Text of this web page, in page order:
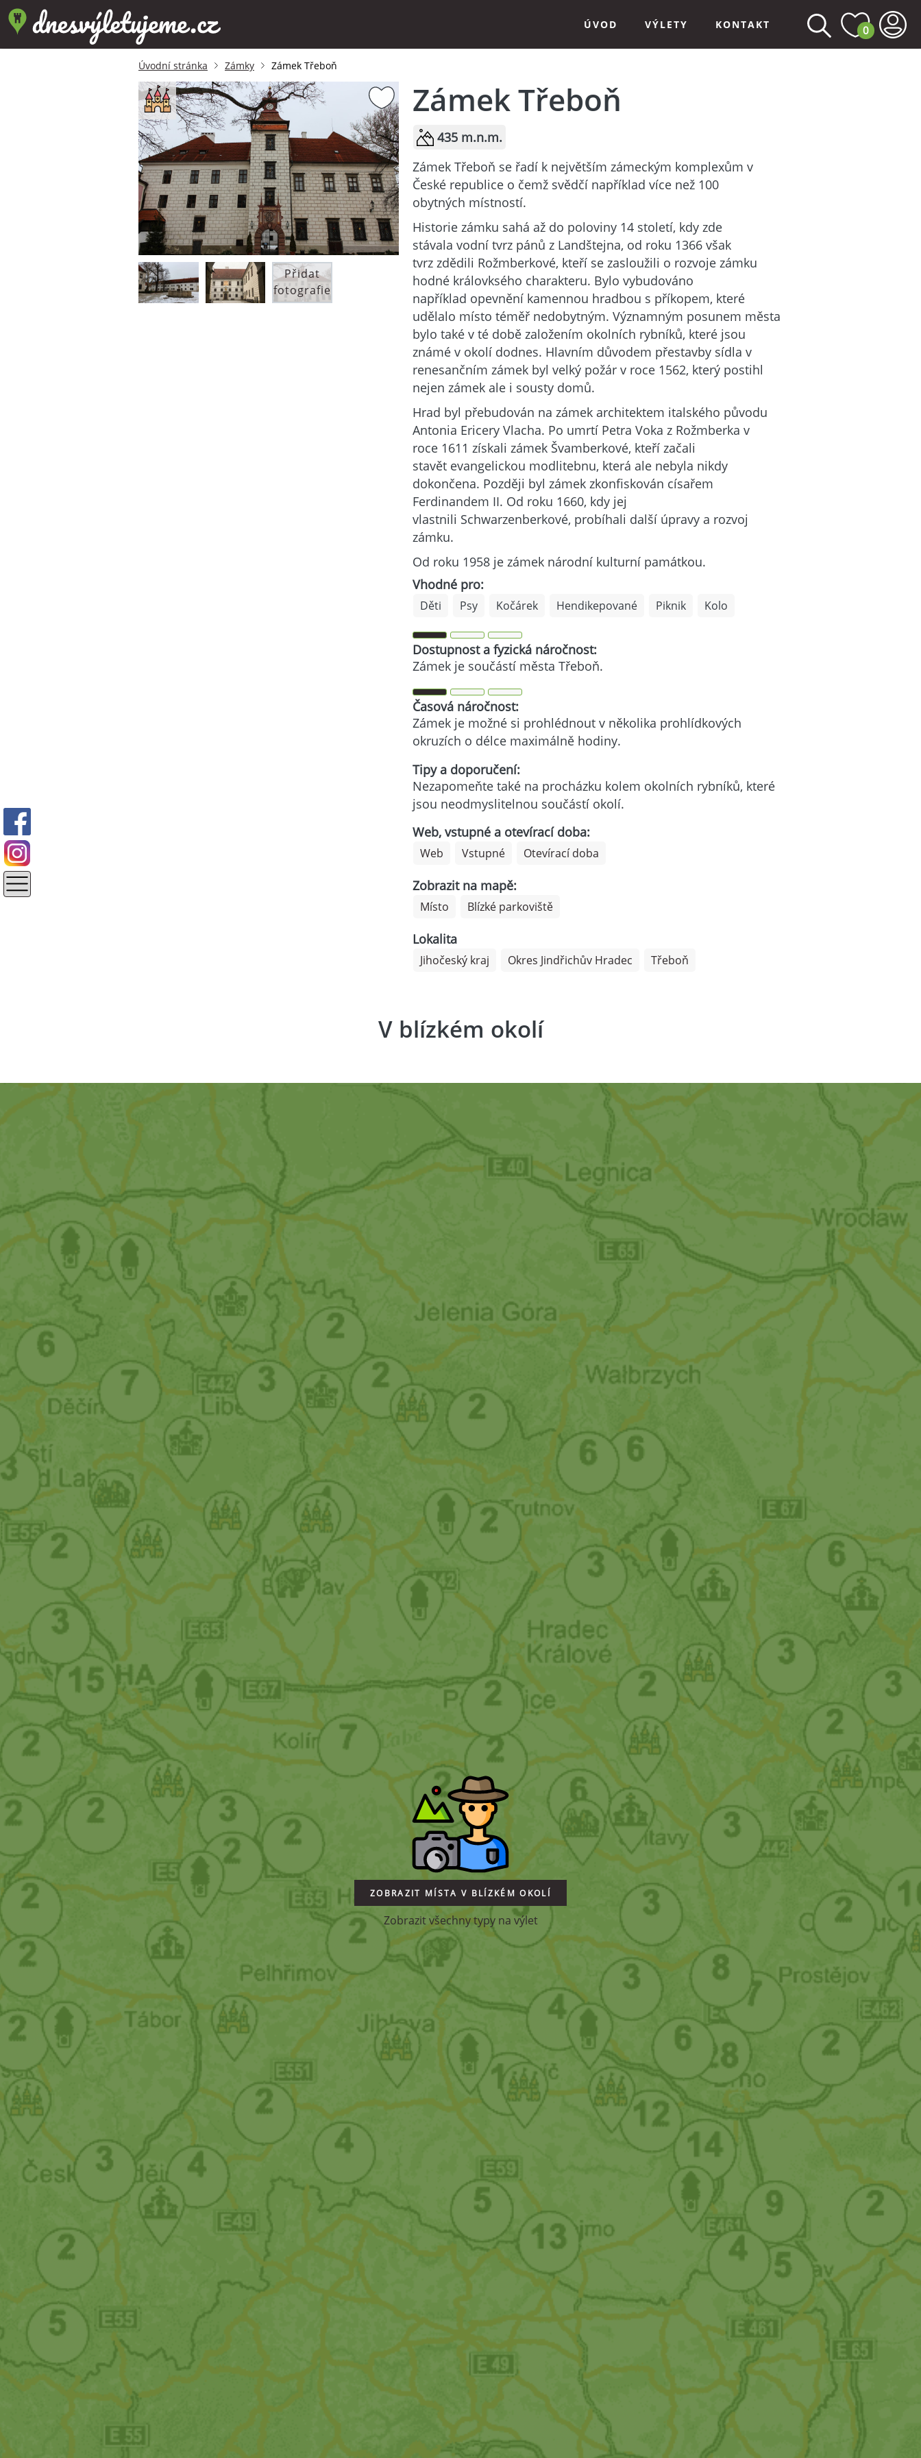
ÚVOD VÝLETY KONTAKT 0
Úvodní stránka Zámky Zámek Třeboň
Přidat
fotografie
Zámek Třeboň
435 m.n.m.
Zámek Třeboň se řadí k největším zámeckým komplexům v
České republice o čemž svědčí například více než 100
obytných místností.
Historie zámku sahá až do poloviny 14 století, kdy zde
stávala vodní tvrz pánů z Landštejna, od roku 1366 však
tvrz zdědili Rožmberkové, kteří se zasloužili o rozvoje zámku
hodné královksého charakteru. Bylo vybudováno
například opevnění kamennou hradbou s příkopem, které
udělalo místo téměř nedobytným. Významným posunem města
bylo také v té době založením okolních rybníků, které jsou
známé v okolí dodnes. Hlavním důvodem přestavby sídla v
renesančním zámek byl velký požár v roce 1562, který postihl
nejen zámek ale i sousty domů.
Hrad byl přebudován na zámek architektem italského původu
Antonia Ericery Vlacha. Po umrtí Petra Voka z Rožmberka v
roce 1611 získali zámek Švamberkové, kteří začali
stavět evangelickou modlitebnu, která ale nebyla nikdy
dokončena. Později byl zámek zkonfiskován císařem
Ferdinandem II. Od roku 1660, kdy jej
vlastnili Schwarzenberkové, probíhali další úpravy a rozvoj
zámku.
Od roku 1958 je zámek národní kulturní památkou.
Vhodné pro:
Děti Psy Kočárek Hendikepované Piknik Kolo
Dostupnost a fyzická náročnost:
Zámek je součástí města Třeboň.
Časová náročnost:
Zámek je možné si prohlédnout v několika prohlídkových
okruzích o délce maximálně hodiny.
Tipy a doporučení:
Nezapomeňte také na procházku kolem okolních rybníků, které
jsou neodmyslitelnou součástí okolí.
Web, vstupné a otevírací doba:
Web Vstupné Otevírací doba
Zobrazit na mapě:
Místo Blízké parkoviště
Lokalita
Jihočeský kraj Okres Jindřichův Hradec Třeboň
V blízkém okolí
ZOBRAZIT MÍSTA V BLÍZKÉM OKOLÍ
Zobrazit všechny typy na výlet